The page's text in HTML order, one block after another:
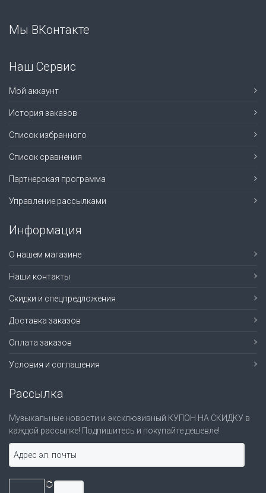
Мы ВКонтакте
Наш Сервис
Мой аккаунт
История заказов
Список избранного
Список сравнения
Партнерская программа
Управление рассылками
Информация
О нашем магазине
Наши контакты
Скидки и спецпредложения
Доставка заказов
Оплата заказов
Условия и соглашения
Рассылка
Музыкальные новости и эксклюзивный КУПОН НА СКИДКУ в
каждой рассылке! Подпишитесь и покупайте дешевле!